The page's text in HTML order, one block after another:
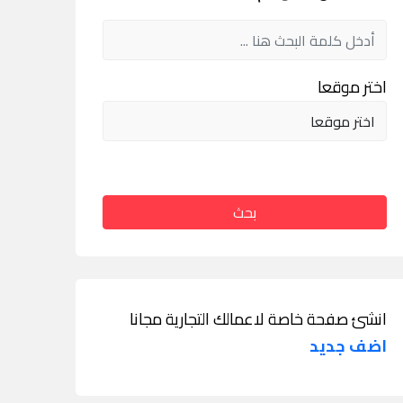
اختر موقعا
بحث
انشئ صفحة خاصة لاعمالك التجارية مجانا
اضف جديد